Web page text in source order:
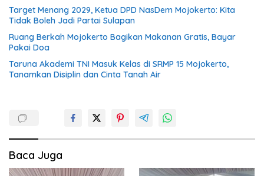
Target Menang 2029, Ketua DPD NasDem Mojokerto: Kita
Tidak Boleh Jadi Partai Sulapan
Ruang Berkah Mojokerto Bagikan Makanan Gratis, Bayar
Pakai Doa
Taruna Akademi TNI Masuk Kelas di SRMP 15 Mojokerto,
Tanamkan Disiplin dan Cinta Tanah Air
Baca Juga